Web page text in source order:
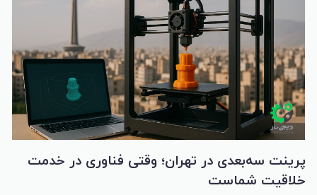
پرینت سه‌بعدی در تهران؛ وقتی فناوری در خدمت
خلاقیت شماست